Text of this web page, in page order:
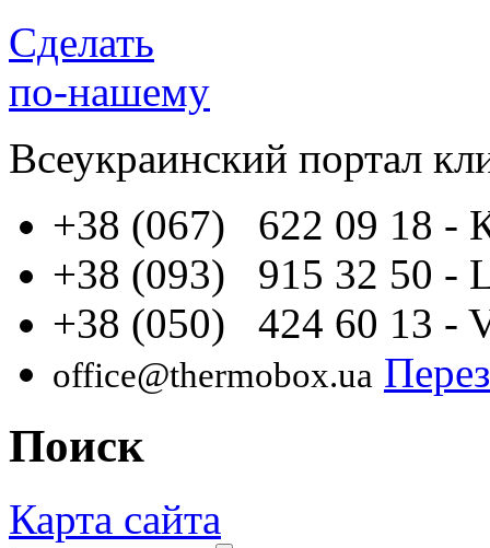
Сделать
по-нашему
Всеукраинский портал
+38 (067) 622 09 18 -
+38 (093) 915 32 50 -
+38 (050) 424 60 13 -
office@thermobox.ua
Поиск
Карта сайта